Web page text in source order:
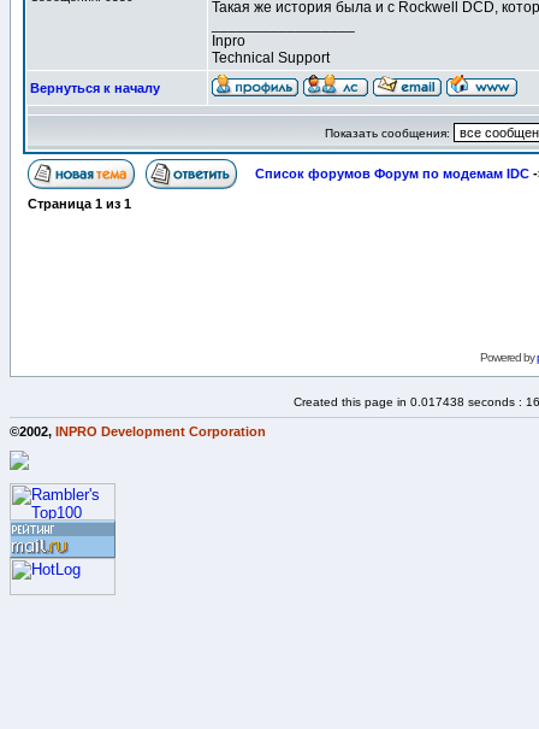
Такая же история была и с Rockwell DCD,
Inpro
Technical Support
Вернуться к началу
Показать сообщения:
Список форумов Форум по модемам IDC
Страница 1 из 1
Powered by
Created this page in 0.017438 seconds :
©2002, INPRO Development Corporation